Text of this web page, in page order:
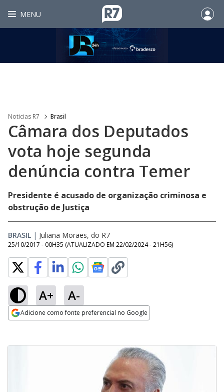
MENU
Noticias R7 Brasil
Câmara dos Deputados
vota hoje segunda
denúncia contra Temer
Presidente é acusado de organização criminosa e
obstrução de Justiça
BRASIL | Juliana Moraes, do R7
25/10/2017 - 00H35 (ATUALIZADO EM 22/02/2024 - 21H56)
A+ A-
Adicione como fonte preferencial no Google